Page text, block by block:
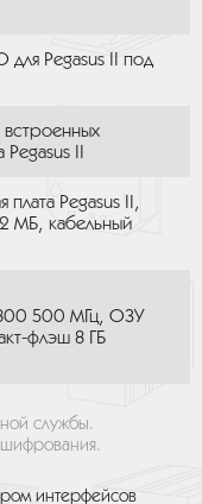
Pegasus II под
встроенных
II
Pegasus II,
МБ, кабельный
500 МГц, ОЗУ
флэш 8 ГБ
службы.
шифрования.
интерфейсов